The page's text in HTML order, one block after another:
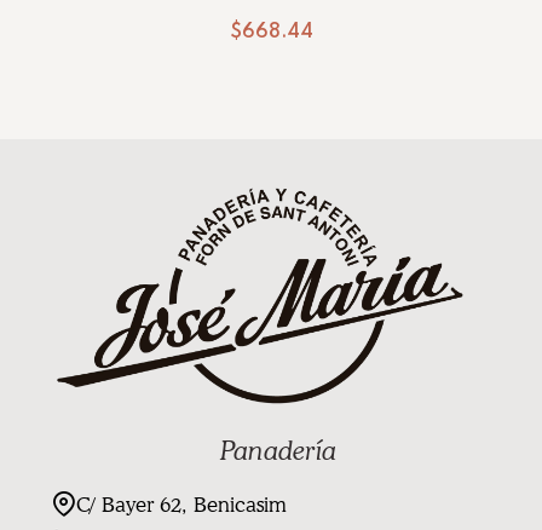
$668.44
Panadería
C/ Bayer 62, Benicasim